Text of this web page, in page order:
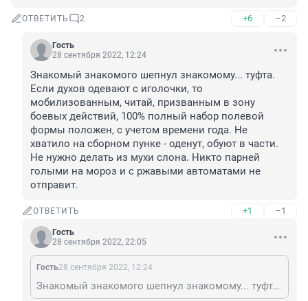
ОТВЕТИТЬ 2 +6 –2
Гость
28 сентября 2022, 12:24
Знакомый знакомого шепнул знакомому... туфта.
Если духов одевают с иголочки, то
мобилизованным, читай, призванным в зону
боевых действий, 100% полный набор полевой
формы положен, с учетом времени года. Не
хватило на сборном пунке - оденут, обуют в части.
Не нужно делать из мухи слона. Никто парней
голыми на мороз и с ржавыми автоматами не
отправит.
ОТВЕТИТЬ +1 –1
Гость
28 сентября 2022, 22:05
Гость28 сентября 2022, 12:24
Знакомый знакомого шепнул знакомому... туфта. Если духов одевают с иголочки, то мобилизованным, читай, призванным в зону боевых действий, 100% полный набор полевой формы положен, с учетом времени года. Не хватило на сборном пунке - оденут, обуют в части. Не нужно делать из мухи слона. Никто парней голыми на мороз и с ржавыми автоматами не отправит.